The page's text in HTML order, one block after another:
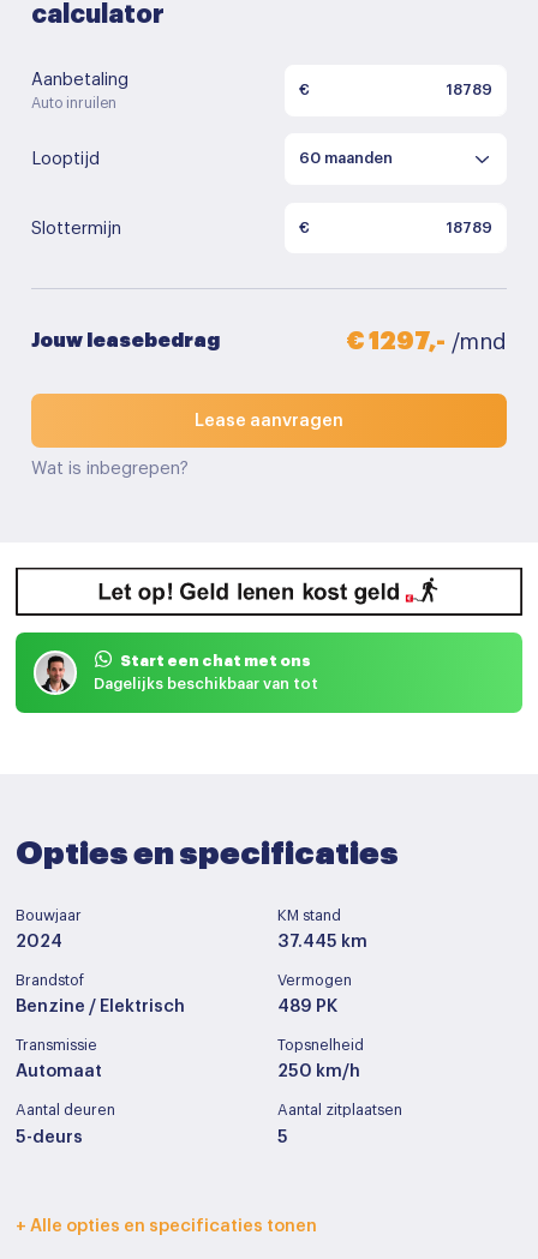
calculator
Aanbetaling
Auto inruilen
€
Looptijd
Slottermijn €
Jouw leasebedrag € 1297,- /mnd
Lease aanvragen
Wat is inbegrepen?
Start een chat met ons
Dagelijks beschikbaar van tot
Opties en specificaties
Bouwjaar
2024
KM stand
37.445 km
Brandstof
Benzine / Elektrisch
Vermogen
489 PK
Transmissie
Automaat
Topsnelheid
250 km/h
Aantal deuren
5-deurs
Aantal zitplaatsen
5
Interieurkleur
+ Alle opties en specificaties tonen